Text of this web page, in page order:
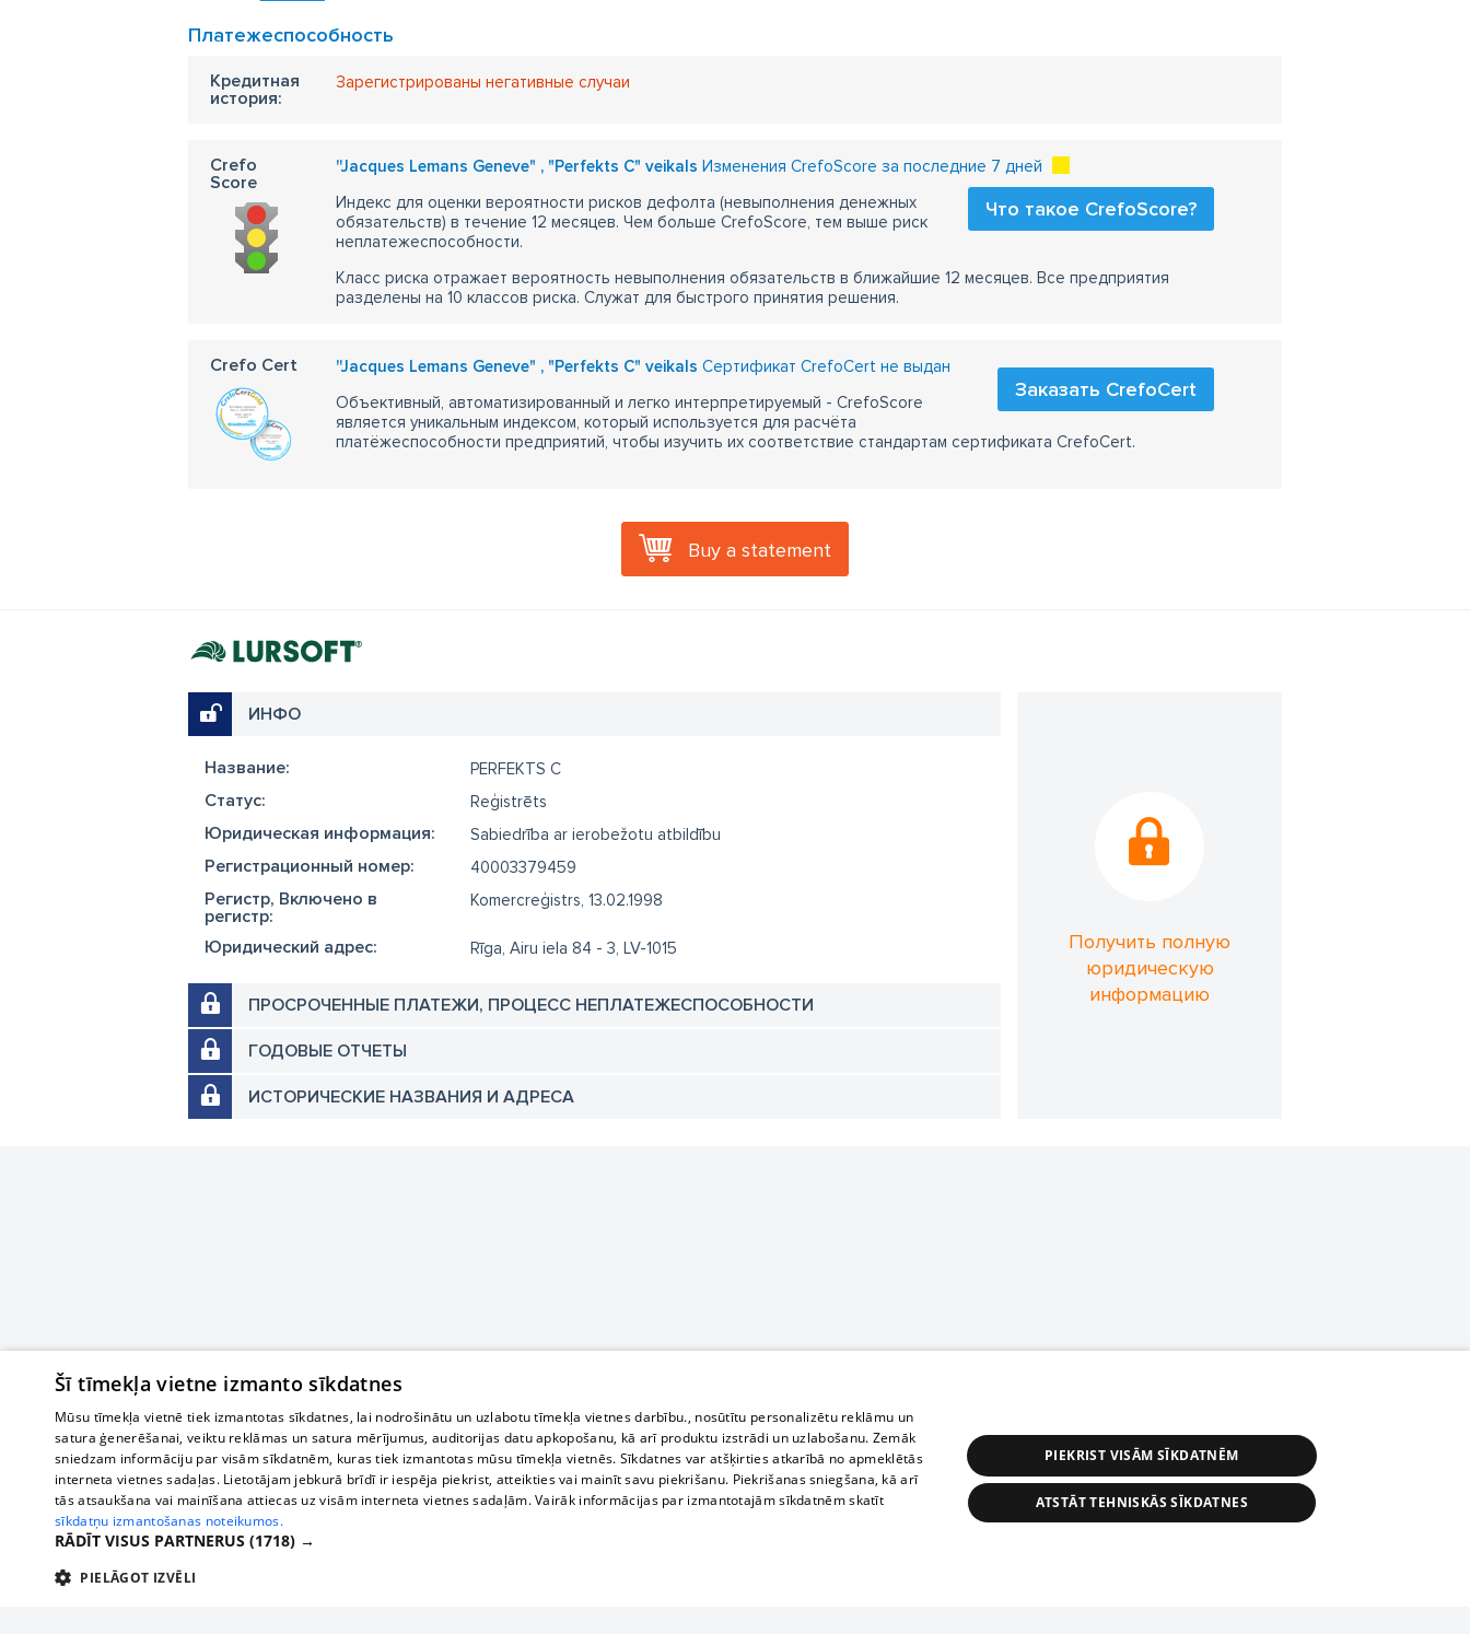
Платежеспособность
Кредитная
история:
Зарегистрированы негативные случаи
Crefo
Score
''Jacques Lemans Geneve" , "Perfekts C" veikals Изменения CrefoScore за последние 7 дней
Что такое CrefoScore?
Индекс для оценки вероятности рисков дефолта (невыполнения денежных
обязательств) в течение 12 месяцев. Чем больше CrefoScore, тем выше риск
неплатежеспособности.
Класс риска отражает вероятность невыполнения обязательств в ближайшие 12 месяцев. Все предприятия
разделены на 10 классов риска. Служат для быстрого принятия решения.
Crefo Cert ''Jacques Lemans Geneve" , "Perfekts C" veikals Сертификат CrefoCert не выдан
Заказать CrefoCert
Объективный, автоматизированный и легко интерпретируемый - CrefoScore
является уникальным индексом, который используется для расчёта
платёжеспособности предприятий, чтобы изучить их соответствие стандартам сертификата CrefoCert.
Buy a statement
ИНФО
Название: PERFEKTS C
Cтатус: Reģistrēts
Юридическая информация: Sabiedrība ar ierobežotu atbildību
Регистрационный номер: 40003379459
Регистр, Включено в
регистр:
Komercreģistrs, 13.02.1998
Юридический адрес: Rīga, Airu iela 84 - 3, LV-1015
ПРОСРОЧЕННЫЕ ПЛАТЕЖИ, ПРОЦЕСС НЕПЛАТЕЖЕСПОСОБНОСТИ
ГОДОВЫЕ ОТЧЕТЫ
ИСТОРИЧЕСКИЕ НАЗВАНИЯ И АДРЕСА
Получить полную
юридическую
информацию
Šī tīmekļa vietne izmanto sīkdatnes
Mūsu tīmekļa vietnē tiek izmantotas sīkdatnes, lai nodrošinātu un uzlabotu tīmekļa vietnes darbību., nosūtītu personalizētu reklāmu un
satura ģenerēšanai, veiktu reklāmas un satura mērījumus, auditorijas datu apkopošanu, kā arī produktu izstrādi un uzlabošanu. Zemāk
sniedzam informāciju par visām sīkdatnēm, kuras tiek izmantotas mūsu tīmekļa vietnēs. Sīkdatnes var atšķirties atkarībā no apmeklētās
interneta vietnes sadaļas. Lietotājam jebkurā brīdī ir iespēja piekrist, atteikties vai mainīt savu piekrišanu. Piekrišanas sniegšana, kā arī
tās atsaukšana vai mainīšana attiecas uz visām interneta vietnes sadaļām. Vairāk informācijas par izmantotajām sīkdatnēm skatīt
sīkdatņu izmantošanas noteikumos.
RĀDĪT VISUS PARTNERUS (1718) →
PIELĀGOT IZVĒLI
PIEKRIST VISĀM SĪKDATNĒM
ATSTĀT TEHNISKĀS SĪKDATNES